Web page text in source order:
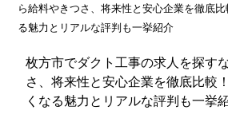
ら給料やきつさ、将来性と安心企業を徹底
る魅力とリアルな評判も一挙紹介
枚方市でダクト工事の求人を探す
さ、将来性と安心企業を徹底比較
くなる魅力とリアルな評判も一挙